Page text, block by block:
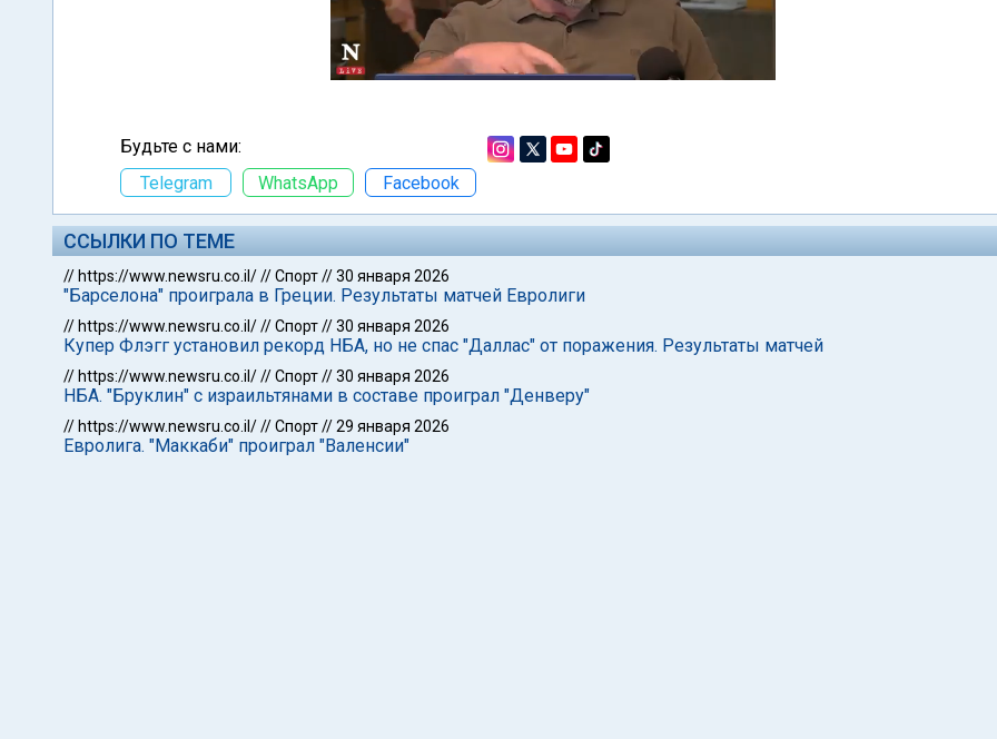
Будьте с нами:
Telegram
WhatsApp Facebook
ССЫЛКИ ПО ТЕМЕ
// https://www.newsru.co.il///Спорт//30 января 2026
"Барселона" проиграла в Греции. Результаты матчей Евролиги
// https://www.newsru.co.il///Спорт//30 января 2026
Купер Флэгг установил рекорд НБА, но не спас "Даллас" от поражения. Результаты матчей
// https://www.newsru.co.il///Спорт//30 января 2026
НБА. "Бруклин" с израильтянами в составе проиграл "Денверу"
// https://www.newsru.co.il///Спорт//29 января 2026
Евролига. "Маккаби" проиграл "Валенсии"